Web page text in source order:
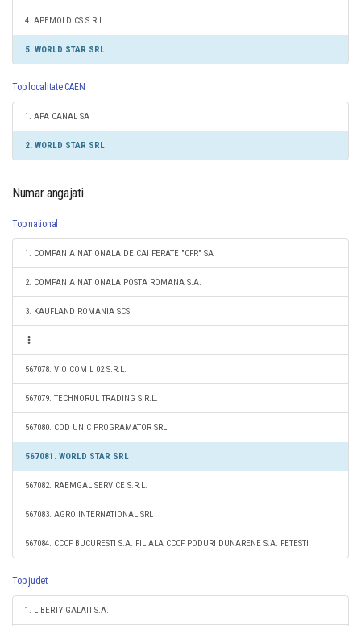
4. APEMOLD CS S.R.L.
5. WORLD STAR SRL
Top localitate CAEN
1. APA CANAL SA
2. WORLD STAR SRL
Numar angajati
Top national
1. COMPANIA NATIONALA DE CAI FERATE "CFR" SA
2. COMPANIA NATIONALA POSTA ROMANA S.A.
3. KAUFLAND ROMANIA SCS
567078. VIO COM L 02 S.R.L.
567079. TECHNORUL TRADING S.R.L.
567080. COD UNIC PROGRAMATOR SRL
567081. WORLD STAR SRL
567082. RAEMGAL SERVICE S.R.L.
567083. AGRO INTERNATIONAL SRL
567084. CCCF BUCURESTI S.A. FILIALA CCCF PODURI DUNARENE S.A. FETESTI
Top judet
1. LIBERTY GALATI S.A.